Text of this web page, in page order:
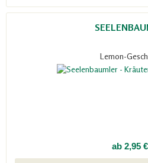
Lemon-
ab 2,95